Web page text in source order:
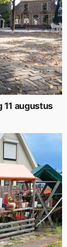
11 augustus